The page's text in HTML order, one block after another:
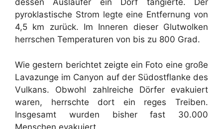
dessen Ausläufer ein Dorf tangierte. Der
pyroklastische Strom legte eine Entfernung von
4,5 km zurück. Im Inneren dieser Glutwolken
herrschen Temperaturen von bis zu 800 Grad.
Wie gestern berichtet zeigte ein Foto eine große
Lavazunge im Canyon auf der Südostflanke des
Vulkans. Obwohl zahlreiche Dörfer evakuiert
waren, herrschte dort ein reges Treiben.
Insgesamt wurden bisher fast 30.000
Menschen evakuiert.